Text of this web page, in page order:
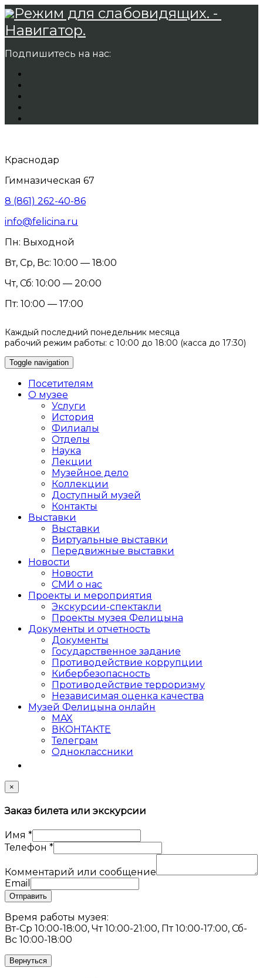
Режим для слабовидящих. -
Навигатор.
Подпишитесь на нас:
Краснодар
Гимназическая 67
8 (861) 262-40-86
info@felicina.ru
Пн: Выходной
Вт, Ср, Вс: 10:00 — 18:00
Чт, Сб: 10:00 — 20:00
Пт: 10:00 — 17:00
Каждый последний понедельник месяца
рабочий режим работы: с 10:00 до 18:00 (касса до 17:30)
Toggle navigation
Посетителям
О музее
Услуги
История
Филиалы
Отделы
Наука
Лекции
Музейное дело
Коллекции
Доступный музей
Контакты
Выставки
Выставки
Виртуальные выставки
Передвижные выставки
Новости
Новости
СМИ о нас
Проекты и мероприятия
Экскурсии-спектакли
Проекты музея Фелицына
Документы и отчетность
Документы
Государственное задание
Противодействие коррупции
Кибер­безопасность
Противодействие терроризму
Независимая оценка качества
Музей Фелицына онлайн
MAX
ВКОНТАКТЕ
Телеграм
Одноклассники
×
Заказ билета или экскурсии
Имя *
Телефон *
Комментарий или сообщение
Email
Отправить
Время работы музея:
Вт-Ср 10:00-18:00, Чт 10:00-21:00, Пт 10:00-17:00, Сб-
Вс 10:00-18:00
Вернуться